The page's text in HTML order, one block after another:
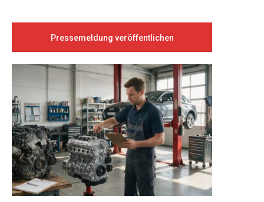
Pressemeldung veröffentlichen